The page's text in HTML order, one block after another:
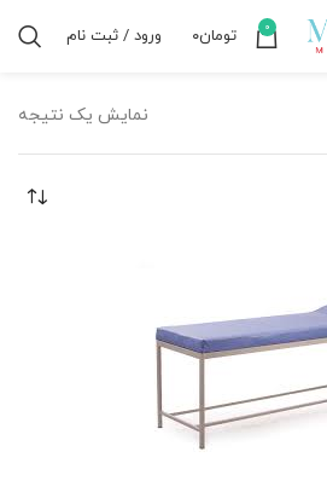
0 تومان۰ ورود / ثبت نام
نمایش یک نتیجه